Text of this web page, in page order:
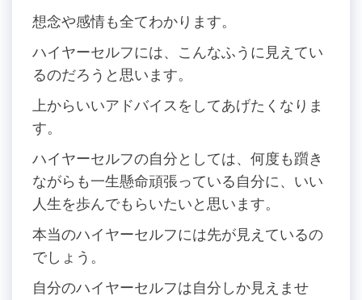
想念や感情も全てわかります。
ハイヤーセルフには、こんなふうに見えてい
るのだろうと思います。
上からいいアドバイスをしてあげたくなりま
す。
ハイヤーセルフの自分としては、何度も躓き
ながらも一生懸命頑張っている自分に、いい
人生を歩んでもらいたいと思います。
本当のハイヤーセルフには先が見えているの
でしょう。
自分のハイヤーセルフは自分しか見えませ